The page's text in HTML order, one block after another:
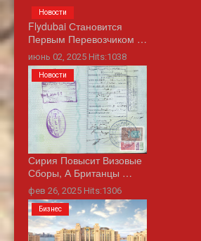
Flydubai Становится
Первым Перевозчиком …
июнь 02, 2025 Hits:1038
Новости
Сирия Повысит Визовые
Сборы, А Британцы …
фев 26, 2025 Hits:1306
Новости
Бизнес